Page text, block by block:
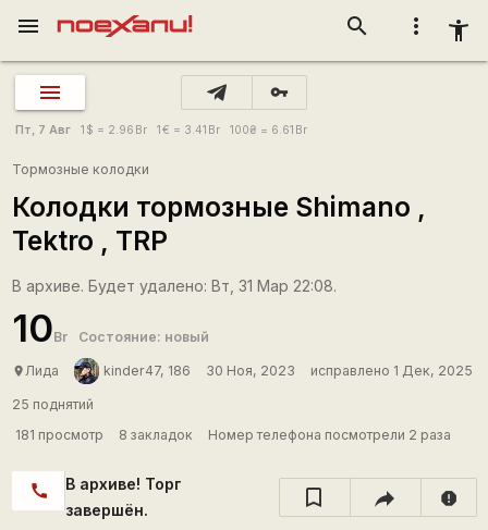
more_vert accessibility_new
search
menu
vpn_key
Пт, 7 Авг 1 $ = 2.96 Br 1€ = 3.41 Br 100₴ = 6.61 Br
Тормозные колодки
Колодки тормозные Shimano ,
Tektro , TRP
В архиве. Будет удалено: Вт, 31 Мар 22:08.
10Br Состояние: новый
placeЛида kinder47, 186 30 Ноя, 2023 исправлено 1 Дек, 2025
25 поднятий
181 просмотр
8 закладок Номер телефона посмотрели 2 раза
call
В архиве! Торг
завершён.
report